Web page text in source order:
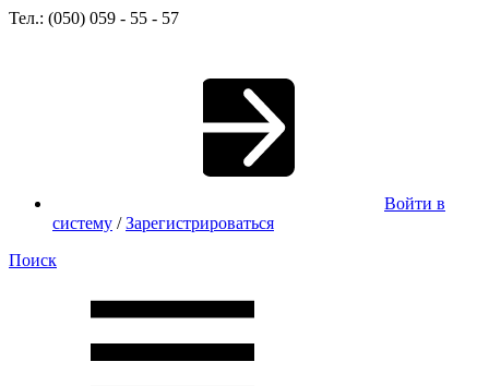
Тел.: (050) 059 - 55 - 57
Войти в
систему /Зарегистрироваться
Поиск